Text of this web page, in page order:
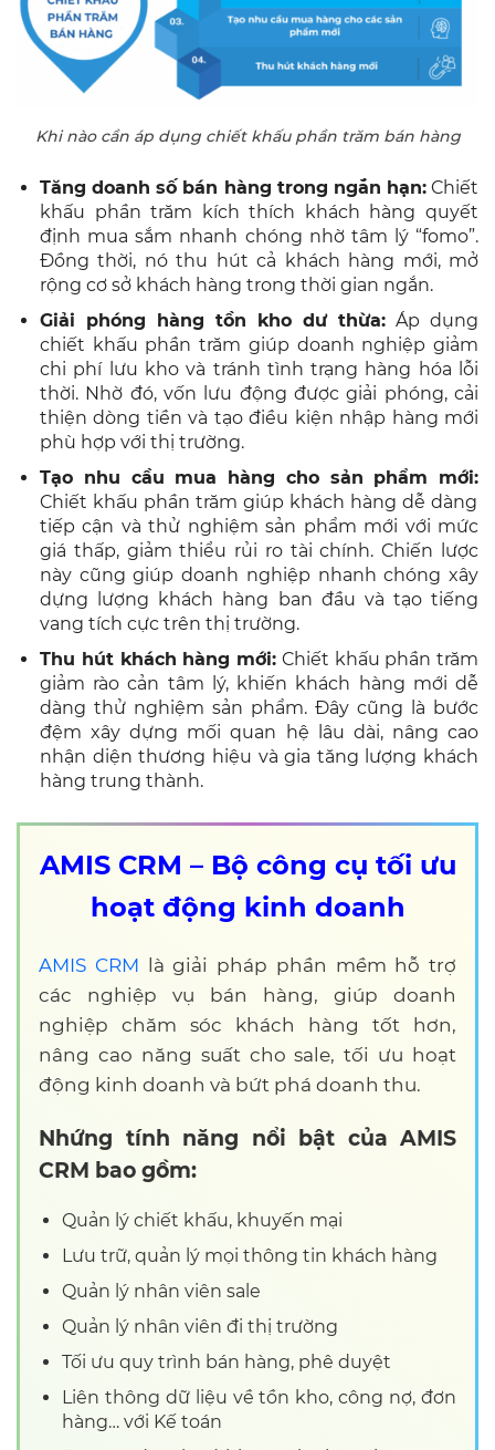
Khi nào cần áp dụng chiết khấu phần trăm bán hàng
Tăng doanh số bán hàng trong ngắn hạn:Chiết
khấu phần trăm kích thích khách hàng quyết
định mua sắm nhanh chóng nhờ tâm lý “fomo”.
Đồng thời, nó thu hút cả khách hàng mới, mở
rộng cơ sở khách hàng trong thời gian ngắn.
Giải phóng hàng tồn kho dư thừa: Áp dụng
chiết khấu phần trăm giúp doanh nghiệp giảm
chi phí lưu kho và tránh tình trạng hàng hóa lỗi
thời. Nhờ đó, vốn lưu động được giải phóng, cải
thiện dòng tiền và tạo điều kiện nhập hàng mới
phù hợp với thị trường.
Tạo nhu cầu mua hàng cho sản phẩm mới:
Chiết khấu phần trăm giúp khách hàng dễ dàng
tiếp cận và thử nghiệm sản phẩm mới với mức
giá thấp, giảm thiểu rủi ro tài chính. Chiến lược
này cũng giúp doanh nghiệp nhanh chóng xây
dựng lượng khách hàng ban đầu và tạo tiếng
vang tích cực trên thị trường.
Thu hút khách hàng mới: Chiết khấu phần trăm
giảm rào cản tâm lý, khiến khách hàng mới dễ
dàng thử nghiệm sản phẩm. Đây cũng là bước
đệm xây dựng mối quan hệ lâu dài, nâng cao
nhận diện thương hiệu và gia tăng lượng khách
hàng trung thành.
AMIS CRM – Bộ công cụ tối ưu
hoạt động kinh doanh
AMIS CRM là giải pháp phần mềm hỗ trợ
các nghiệp vụ bán hàng, giúp doanh
nghiệp chăm sóc khách hàng tốt hơn,
nâng cao năng suất cho sale, tối ưu hoạt
động kinh doanh và bứt phá doanh thu.
Nhứng tính năng nổi bật của AMIS
CRM bao gồm:
Quản lý chiết khấu, khuyến mại
Lưu trữ, quản lý mọi thông tin khách hàng
Quản lý nhân viên sale
Quản lý nhân viên đi thị trường
Tối ưu quy trình bán hàng, phê duyệt
Liên thông dữ liệu về tồn kho, công nợ, đơn
hàng… với Kế toán